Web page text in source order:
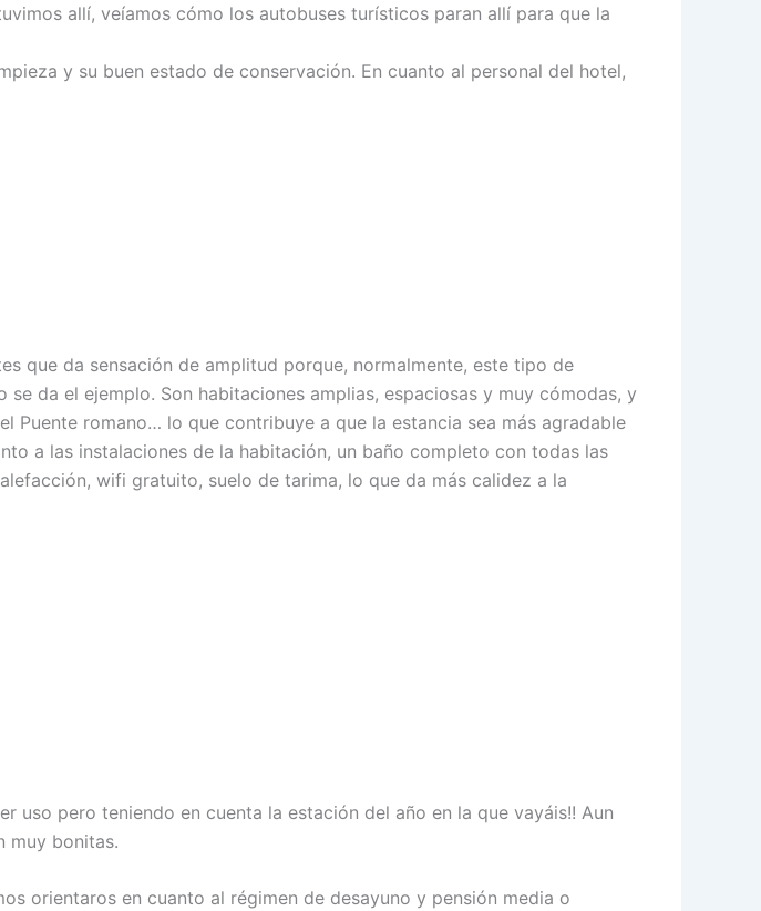
allí, veíamos cómo los autobuses turísticos paran allí para que la
y su buen estado de conservación. En cuanto al personal del hotel,
que da sensación de amplitud porque, normalmente, este tipo de
da el ejemplo. Son habitaciones amplias, espaciosas y muy cómodas, y
Puente romano… lo que contribuye a que la estancia sea más agradable
a las instalaciones de la habitación, un baño completo con todas las
wifi gratuito, suelo de tarima, lo que da más calidez a la
uso pero teniendo en cuenta la estación del año en la que vayáis!! Aun
muy bonitas.
orientaros en cuanto al régimen de desayuno y pensión media o